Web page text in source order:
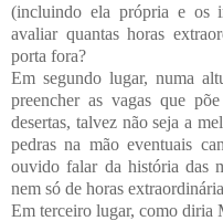
(incluindo ela própria e os
avaliar quantas horas
porta fora?
Em segundo lugar, numa
preencher as vagas que
desertas, talvez não seja a
pedras na mão eventuais
ouvido falar da história das
nem só de horas
Em terceiro lugar, como diria